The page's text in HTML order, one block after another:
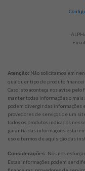
Atenção: Não solicitamos em
qualquer tipo de produto
Caso isto aconteça nos avise
manter todas informações o
podem divergir das informações
provedores de serviços de um
todos os produtos indicados
garantia das informações
uso e termos de aquisição das
Considerações: Nós nos
Estas informações podem ser